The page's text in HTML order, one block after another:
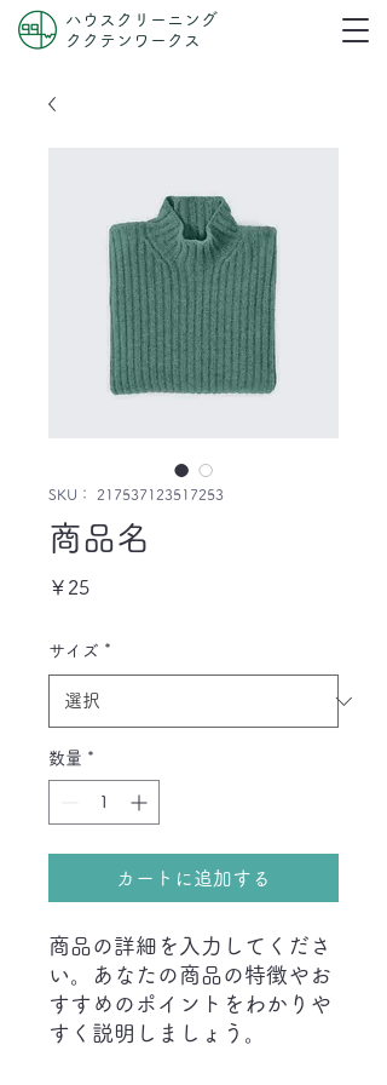
ハウスクリーニング
ククテンワークス
SKU： 217537123517253
商品名
￥25価
サイズ *
数量 *
カートに追加する
商品の詳細を入力してくださ
い。あなたの商品の特徴やお
すすめのポイントをわかりや
すく説明しましょう。